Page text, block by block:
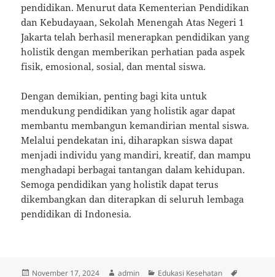
pendidikan. Menurut data Kementerian Pendidikan
dan Kebudayaan, Sekolah Menengah Atas Negeri 1
Jakarta telah berhasil menerapkan pendidikan yang
holistik dengan memberikan perhatian pada aspek
fisik, emosional, sosial, dan mental siswa.
Dengan demikian, penting bagi kita untuk
mendukung pendidikan yang holistik agar dapat
membantu membangun kemandirian mental siswa.
Melalui pendekatan ini, diharapkan siswa dapat
menjadi individu yang mandiri, kreatif, dan mampu
menghadapi berbagai tantangan dalam kehidupan.
Semoga pendidikan yang holistik dapat terus
dikembangkan dan diterapkan di seluruh lembaga
pendidikan di Indonesia.
Posted
November 17, 2024 Author
admin Categories
Edukasi Kesehatan